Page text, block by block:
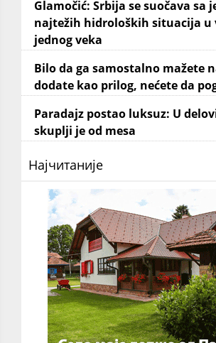
Glamočić: Srbija se suočava sa
najtežih hidroloških situacija u
jednog veka
Bilo da ga samostalno mažete
dodate kao prilog, nećete da
Paradajz postao luksuz: U
skuplji je od mesa
Најчитаније